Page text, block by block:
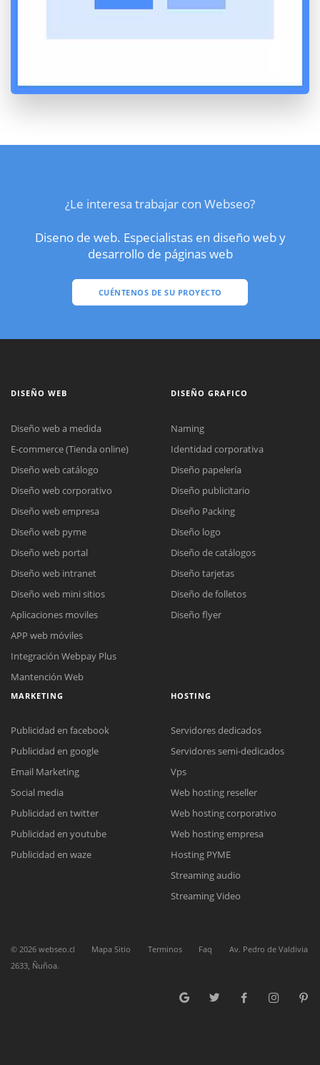
¿Le interesa trabajar con Webseo?
Diseno de web. Especialistas en diseño web y
desarrollo de páginas web
CUÉNTENOS DE SU PROYECTO
Reunión online
Nuestros ejecutivos le enviarán un correo electrónico con el enlace a
Meet para la reunión online.
Cotización
Complete el formulario y nos contactaremos a la brevedad.
Chat Online
para enviarnos un correo electrónico con sus datos personales.
DISEÑO WEB
Diseño web a medida
E-commerce (Tienda online)
Diseño web catálogo
Diseño web corporativo
Diseño web empresa
Diseño web pyme
Diseño web portal
Diseño web intranet
Diseño web mini sitios
Aplicaciones moviles
APP web móviles
Integración Webpay Plus
Mantención Web
DISEÑO GRAFICO
Naming
Identidad corporativa
Diseño papelería
Diseño publicitario
Diseño Packing
Diseño logo
Diseño de catálogos
Diseño tarjetas
Diseño de folletos
Diseño flyer
MARKETING
Publicidad en facebook
Publicidad en google
Email Marketing
Social media
Publicidad en twitter
Publicidad en youtube
Publicidad en waze
HOSTING
Servidores dedicados
Servidores semi-dedicados
Vps
Web hosting reseller
Web hosting corporativo
Web hosting empresa
Hosting PYME
Streaming audio
Streaming Video
© 2026 webseo.cl Mapa Sitio Terminos Faq
Av. Pedro de Valdivia
2633, Ñuñoa.